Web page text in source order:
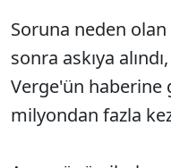
Soruna neden
sonra askıya
Verge'ün haberine
milyondan fazla